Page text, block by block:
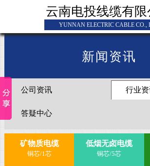
云南电投线缆有限
YUNNAN ELECTRIC CABLE CO.,
新闻资讯
公司资讯 行业
答疑中心
矿物质电缆
铜芯/1芯
低烟无卤电缆
铜芯/5芯